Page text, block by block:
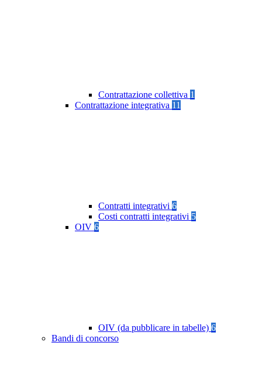
Contrattazione collettiva 1
Contrattazione integrativa 11
Contratti integrativi 6
Costi contratti integrativi 5
OIV 6
OIV (da pubblicare in tabelle) 6
Bandi di concorso